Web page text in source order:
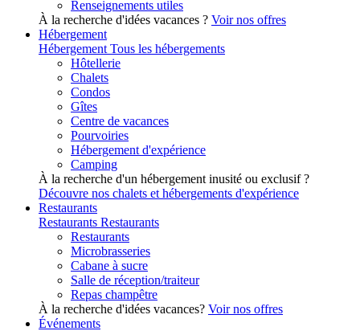
Renseignements utiles
À la recherche d'idées vacances ? Voir nos offres
Hébergement
Hébergement Tous les hébergements
Hôtellerie
Chalets
Condos
Gîtes
Centre de vacances
Pourvoiries
Hébergement d'expérience
Camping
À la recherche d'un hébergement inusité ou exclusif ?
Découvre nos chalets et hébergements d'expérience
Restaurants
Restaurants Restaurants
Restaurants
Microbrasseries
Cabane à sucre
Salle de réception/traiteur
Repas champêtre
À la recherche d'idées vacances? Voir nos offres
Événements